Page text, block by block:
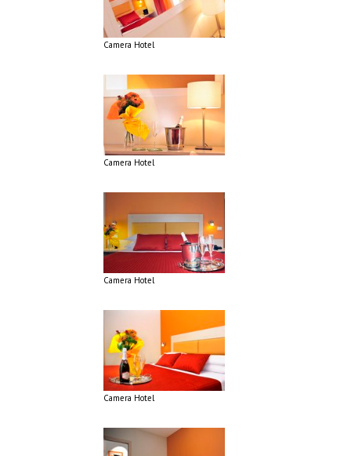
Camera Hotel
Camera Hotel
Camera Hotel
Camera Hotel